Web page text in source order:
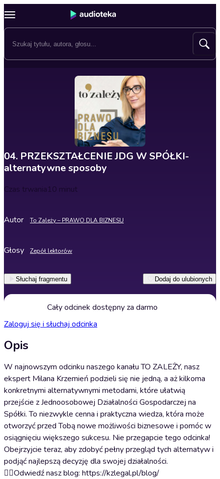
04. PRZEKSZTAŁCENIE JDG W SPÓŁKI-
alternatywne sposoby
Czas trwania10 minut
Autor To Zależy – PRAWO DLA BIZNESU
Głosy Zepół lektorów
Słuchaj fragmentu Dodaj do ulubionych
Cały odcinek dostępny za darmo
Zaloguj się i słuchaj odcinka
Opis
W najnowszym odcinku naszego kanału TO ZALEŻY, nasz
ekspert Milana Krzemień podzieli się nie jedną, a aż kilkoma
konkretnymi alternatywnymi metodami, które ułatwią
przejście z Jednoosobowej Działalności Gospodarczej na
Spółki. To niezwykle cenna i praktyczna wiedza, która może
otworzyć przed Tobą nowe możliwości biznesowe i pomóc w
osiągnięciu większego sukcesu. Nie przegapcie tego odcinka!
Obejrzyjcie teraz, aby zdobyć pełny przegląd tych alternatyw i
podjąć najlepszą decyzję dla swojej działalności.
💁‍♂️Odwiedź nasz blog: https://kzlegal.pl/blog/